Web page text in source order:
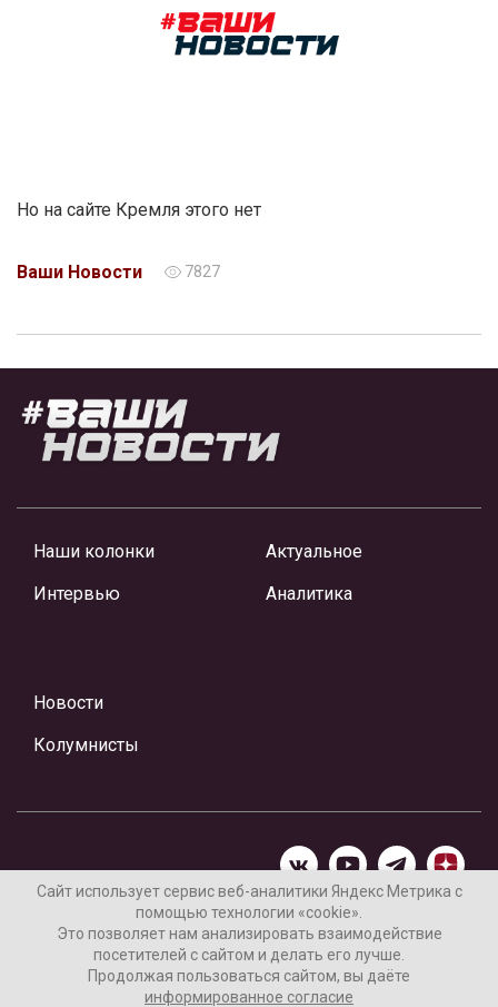
Но на сайте Кремля этого нет
Ваши Новости 7827
Наши колонки
Интервью
Актуальное
Аналитика
Новости
Колумнисты
Материалы предоставлены редакцией Интернет-газеты
«Ваши новости»
Нашли ошибку? Выделите ее и нажмите Ctrl+Enter
Сайт использует сервис веб-аналитики Яндекс Метрика с
помощью технологии «cookie».
Это позволяет нам анализировать взаимодействие
посетителей с сайтом и делать его лучше.
Продолжая пользоваться сайтом, вы даёте
информированное согласие